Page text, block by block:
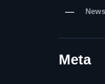
News
Meta